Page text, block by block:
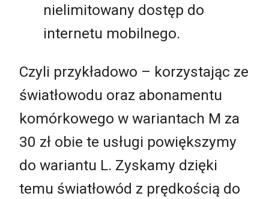
nielimitowany dostęp do
internetu mobilnego.
Czyli przykładowo – korzystając ze
światłowodu oraz abonamentu
komórkowego w wariantach M za
30 zł obie te usługi powiększymy
do wariantu L. Zyskamy dzięki
temu światłowód z prędkością do